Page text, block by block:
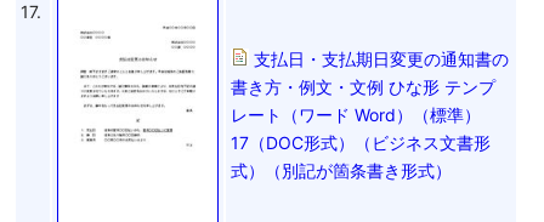
17.
支払日・支払期日変更の通知書の
書き方・例文・文例 ひな形 テンプ
レート（ワード Word）（標準）
17（DOC形式）（ビジネス文書形
式）（別記が箇条書き形式）